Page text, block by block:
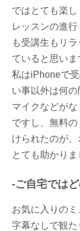
ではとても楽し
レッスンの進
も受講生もリ
ていると思いま
私はiPhoneで
い事以外は何
マイクなどが
ですし、無料
けられたのが
とても助かりま
-ご自宅では
お気に入りの
字幕なしで観